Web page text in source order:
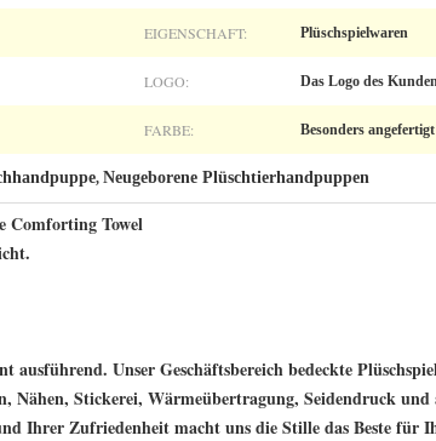
EIGENSCHAFT: Plüschspielwaren
LOGO: Das Logo des
FARBE: Besonders angefertigt
, Neugeborene Plüschtierhandpuppen
Comforting Towel
ausführend. Unser Geschäftsbereich bedeckte
Nähen, Stickerei, Wärmeübertragung, Seidendruck und
Ihrer Zufriedenheit macht uns die Stille das Beste für